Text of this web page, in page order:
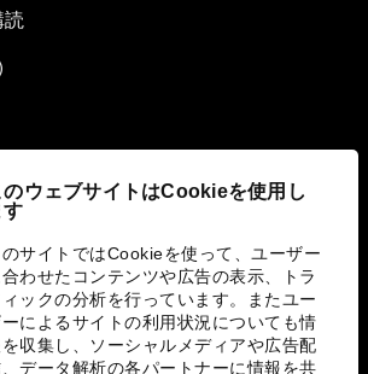
のウェブサイトはCookieを使用し
す
のサイトではCookieを使って、ユーザー
わせたコンテンツや広告の表示、トラ
ックの分析を行っています。またユー
によるサイトの利用状況についても情
収集し、ソーシャルメディアや広告配
データ解析の各パートナーに情報を共
読
の取り組み
)